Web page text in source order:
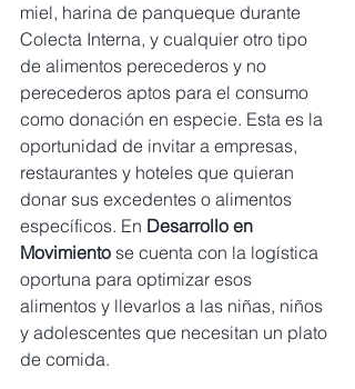
miel, harina de panqueque durante
Colecta Interna, y cualquier otro tipo
de alimentos perecederos y no
perecederos aptos para el consumo
como donación en especie. Esta es la
oportunidad de invitar a empresas,
restaurantes y hoteles que quieran
donar sus excedentes o alimentos
específicos. En Desarrollo en
Movimiento se cuenta con la logística
oportuna para optimizar esos
alimentos y llevarlos a las niñas, niños
y adolescentes que necesitan un plato
de comida.